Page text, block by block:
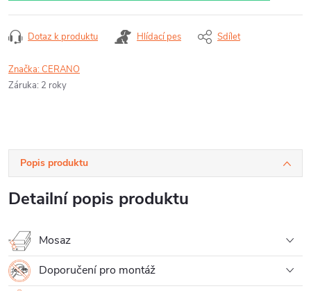
Dotaz k produktu Hlídací pes Sdílet
Značka:CERANO
Záruka: 2 roky
Popis produktu
Detailní popis produktu
Mosaz
Doporučení pro montáž